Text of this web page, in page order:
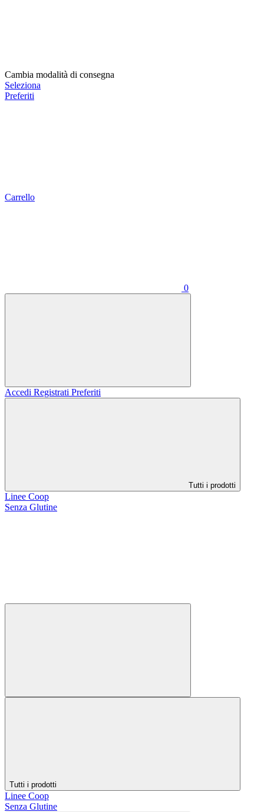
Cambia modalità di consegna
Seleziona
Preferiti
Carrello
0
Accedi Registrati Preferiti
Tutti i prodotti
Linee Coop
Senza Glutine
Tutti i prodotti
Linee Coop
Senza Glutine